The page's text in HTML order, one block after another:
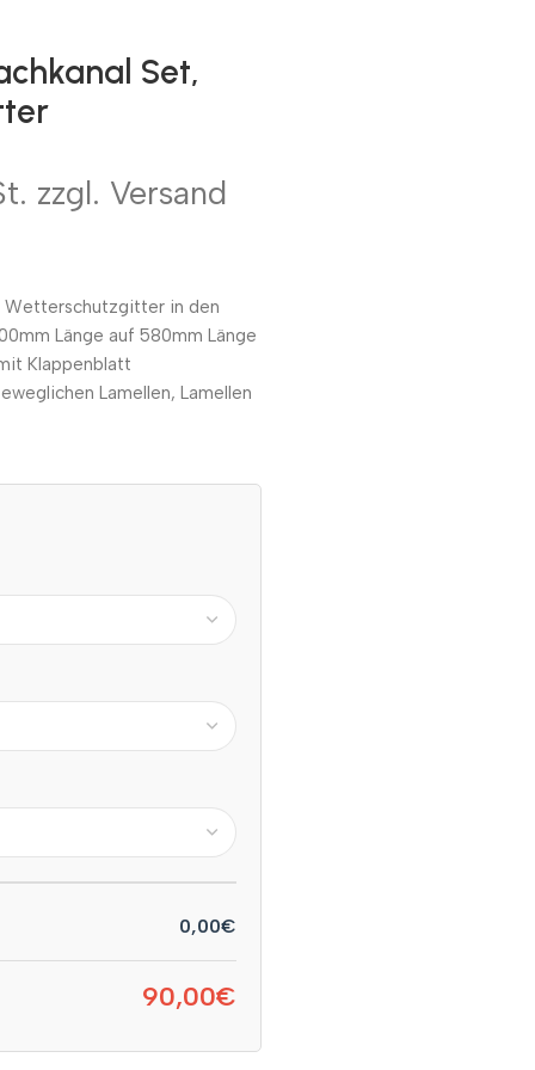
Set,
zzgl. Versand
Wetterschutzgitter in den
Länge auf 580mm Länge
Klappenblatt
Lamellen, Lamellen
0,00€
90,00€